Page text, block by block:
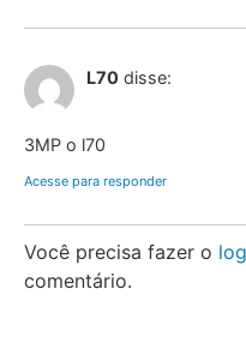
L70 disse:
3MP o l70
Acesse para responder
Você precisa fazer o
comentário.